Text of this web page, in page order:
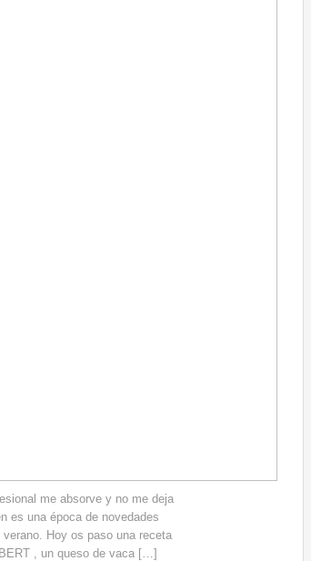
me absorve y no me deja
es una época de novedades
Hoy os paso una receta
, un queso de vaca […]